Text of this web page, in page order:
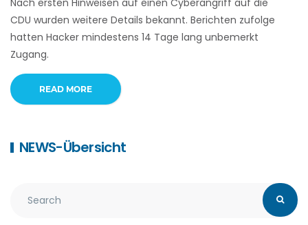
CDU wurden weitere Details bekannt. Berichten zufolge
hatten Hacker mindestens 14 Tage lang unbemerkt
Zugang.
READ MORE
NEWS-Übersicht